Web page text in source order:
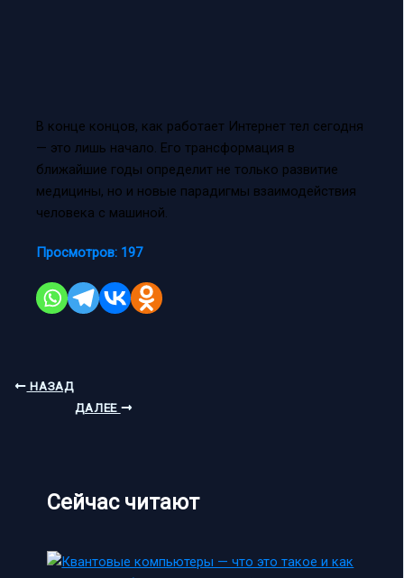
В конце концов, как работает Интернет тел сегодня
— это лишь начало. Его трансформация в
ближайшие годы определит не только развитие
медицины, но и новые парадигмы взаимодействия
человека с машиной.
Просмотров: 197
НАЗАД
ДАЛЕЕ
Сейчас читают